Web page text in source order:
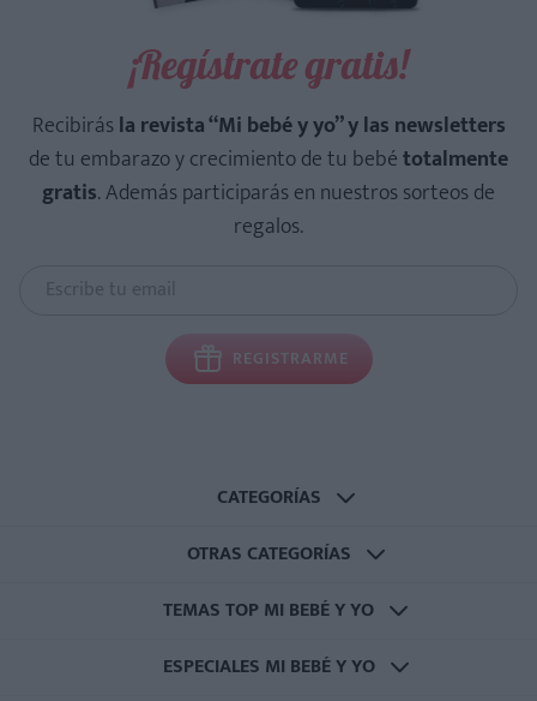
¡Regístrate gratis!
Recibirásla revista “Mi bebé y yo” y las newsletters
de tu embarazo y crecimiento de tu bebétotalmente
gratis. Además participarás en nuestros sorteos de
regalos.
REGISTRARME
CATEGORÍAS
OTRAS CATEGORÍAS
TEMAS TOP MI BEBÉ Y YO
ESPECIALES MI BEBÉ Y YO